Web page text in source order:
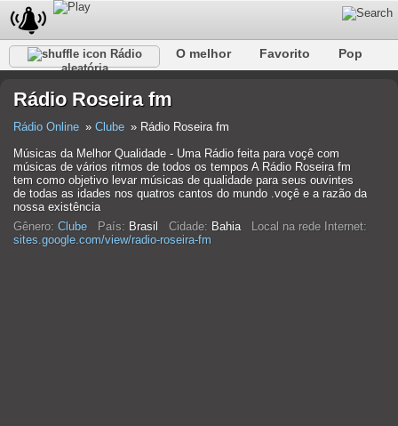
Rádio
aleatória
O melhor Favorito
Pop
Rap
Falk Jazz
Rádio Roseira fm
Rádio Online Clube
Rádio Roseira fm
Músicas da Melhor Qualidade - Uma Rádio feita para voçê com
músicas de vários ritmos de todos os tempos A Rádio Roseira fm
tem como objetivo levar músicas de qualidade para seus ouvintes
de todas as idades nos quatros cantos do mundo .voçê e a razão da
nossa existência
Gênero: Clube País: Brasil Cidade: Bahia
Local na rede Internet:
sites.google.com/view/radio-roseira-fm